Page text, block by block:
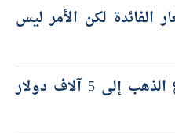
لكن الأمر ليس
«يو بي إس» يتوقع ارتفاع الذهب إلى 5 آلاف دولار